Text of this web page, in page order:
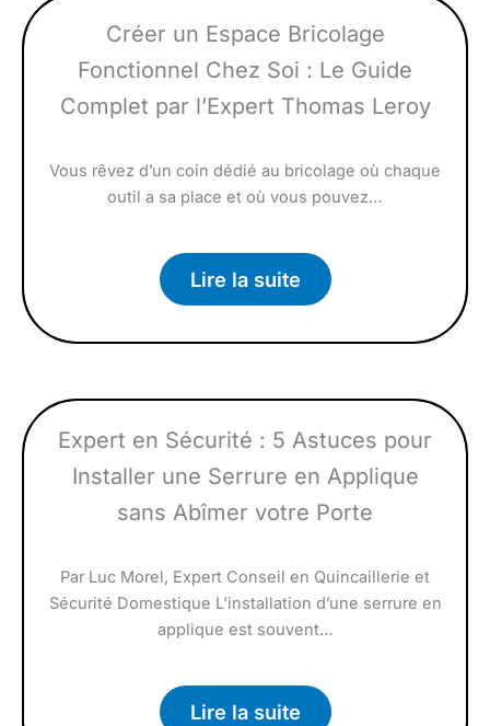
Créer un Espace Bricolage
Fonctionnel Chez Soi : Le Guide
Complet par l’Expert Thomas Leroy
Vous rêvez d’un coin dédié au bricolage où chaque
outil a sa place et où vous pouvez…
Lire la suite
Expert en Sécurité : 5 Astuces pour
Installer une Serrure en Applique
sans Abîmer votre Porte
Par Luc Morel, Expert Conseil en Quincaillerie et
Sécurité Domestique L’installation d’une serrure en
applique est souvent…
Lire la suite